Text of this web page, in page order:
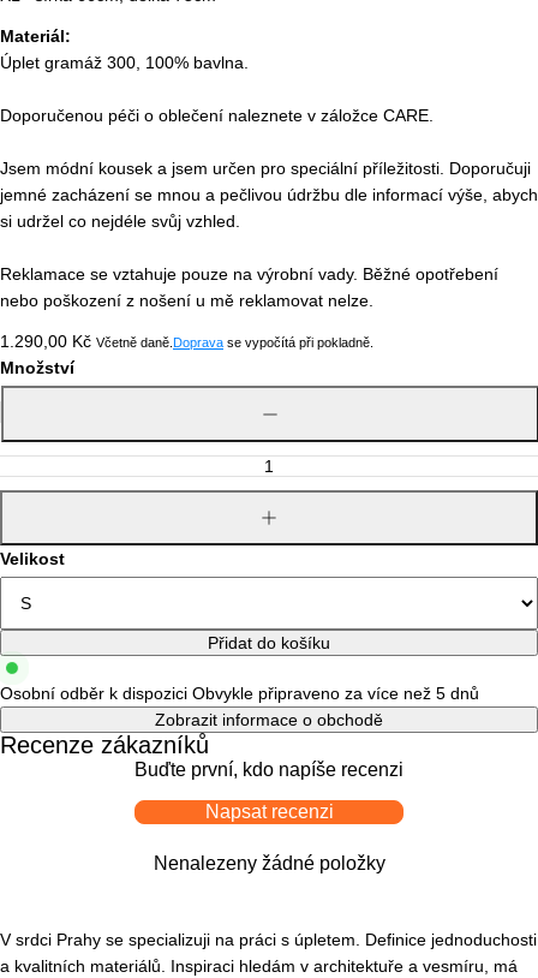
Materiál:
Úplet gramáž 300, 100% bavlna.
Doporučenou péči o oblečení naleznete v záložce CARE.
Jsem módní kousek a jsem určen pro speciální příležitosti. Doporučuji
jemné zacházení se mnou a pečlivou údržbu dle informací výše, abych
si udržel co nejdéle svůj vzhled.
Reklamace se vztahuje pouze na výrobní vady. Běžné opotřebení
nebo poškození z nošení u mě reklamovat nelze.
Běžná
cena
1.290,00 Kč Včetně daně. Doprava se vypočítá při pokladně.
Množství
Snížit
Zvýšit
Velikost
Přidat do košíku
Osobní odběr k dispozici Obvykle připraveno za více než 5 dnů
Zobrazit informace o obchodě
Recenze zákazníků
Buďte první, kdo napíše recenzi
Napsat recenzi
Nenalezeny žádné položky
V srdci Prahy se specializuji na práci s úpletem. Definice jednoduchosti
a kvalitních materiálů. Inspiraci hledám v architektuře a vesmíru, má